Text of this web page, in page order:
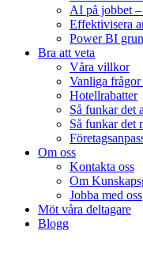
AI på jobbet
Effektivisera
Power BI
Bra att veta
Våra villkor
Vanliga frågor
Hotellrabatter
Så funkar det
Så funkar det
Om oss
Kontakta oss
Om
Jobba med oss
Möt våra deltagare
Blogg